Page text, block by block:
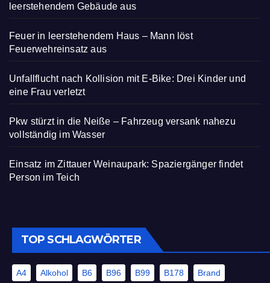
leerstehendem Gebäude aus
Feuer in leerstehendem Haus – Mann löst
Feuerwehreinsatz aus
Unfallflucht nach Kollision mit E-Bike: Drei Kinder und
eine Frau verletzt
Pkw stürzt in die Neiße – Fahrzeug versank nahezu
vollständig im Wasser
Einsatz im Zittauer Weinaupark: Spaziergänger findet
Person im Teich
TOP SCHLAGWÖRTER
A4 Alkohol B6 B96 B99 B178 Brand